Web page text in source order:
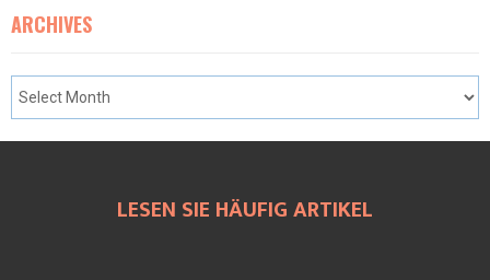
ARCHIVES
LESEN SIE HÄUFIG ARTIKEL